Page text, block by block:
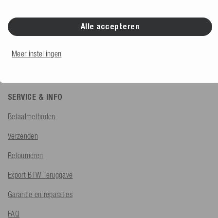
Productadvies:+49 (0) 7424 60213 65
Klantenservice:
+49 (0) 7424 60213 55
Contactformulier
SERVICE & INFO
Betaalmethoden
Verzenden
Retourneren
Export BTW Teruggave
Garantie en reparaties
FAQ
Alle accepteren
Meer instellingen